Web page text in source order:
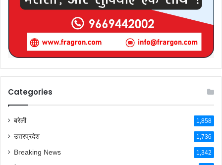
Categories
बरेली 1,858
उत्तरप्रदेश 1,736
Breaking News 1,342